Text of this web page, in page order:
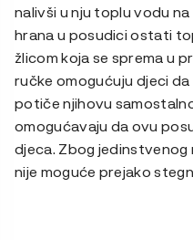
nalivši u nju toplu vodu
hrana u posudici ostati
žlicom koja se sprema u
ručke omogućuju djeci
potiče njihovu
omogućavaju da ovu
djeca. Zbog
nije moguće prejako